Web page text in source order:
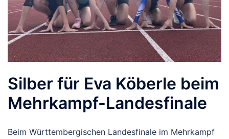
Silber für Eva Köberle beim
Mehrkampf-Landesfinale
Beim Württembergischen Landesfinale im Mehrkampf